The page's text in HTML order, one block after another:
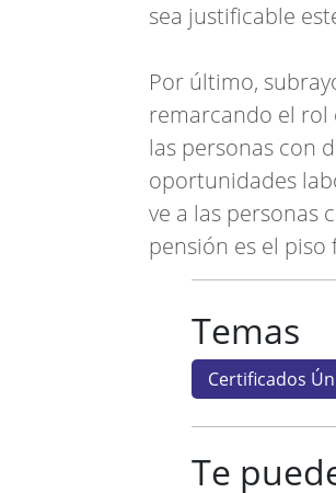
sea justificable
Por último,
remarcando el rol
las personas con
oportunidades
ve a las personas
pensión es el piso
Temas
Certificados
Te